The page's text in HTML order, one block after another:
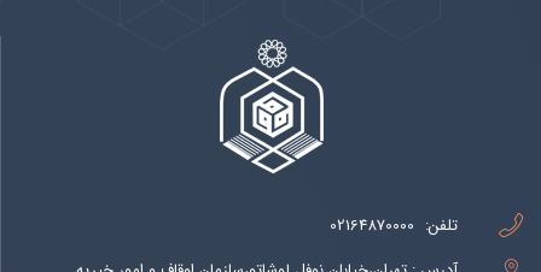
تلفن: 02164870000